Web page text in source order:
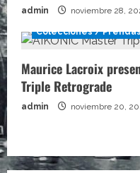
admin noviembre 28,
Colecciones /
Maurice Lacroix
Triple Retrograde
admin noviembre 20,